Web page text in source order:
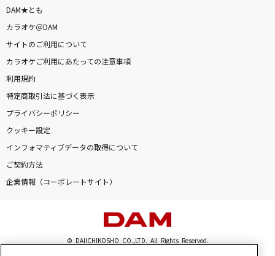
HY
[生音]白い恋人達
[生音]白い恋人達
桑田佳祐
カブトムシ
[生音]今日もサクラ舞う暁に
CHiCO with HoneyWorks
DAM★とも
カラオケ＠DAM
サイトのご利用について
カラオケご利用にあたっての注意事項
利用規約
特定商取引法に基づく表示
プライバシーポリシー
クッキー設定
インフォマティブデータの取得について
ご契約方法
企業情報（コーポレートサイト）
© DAIICHIKOSHO CO.,LTD. All Rights Reserved.